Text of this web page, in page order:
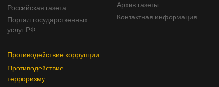
Российская газета
Портал государственных
услуг РФ
Противодействие коррупции
Противодействие
терроризму
Архив газеты
Контактная информация